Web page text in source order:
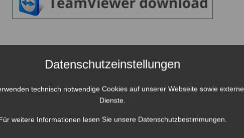
zur Bedienung unserer Fernwartungssoftware
Datenschutzeinstellungen
technisch notwendige Cookies auf unserer Webseite sowie externe
Dienste.
weitere Informationen lesen Sie unsere Datenschutzbestimmungen